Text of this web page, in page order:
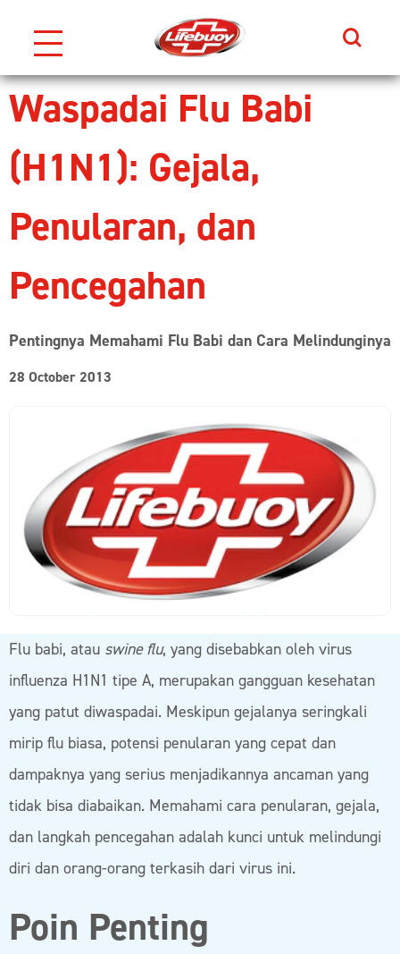
Skip to content
Search
Waspadai Flu Babi
(H1N1): Gejala,
Penularan, dan
Pencegahan
Pentingnya Memahami Flu Babi dan Cara Melindunginya
28 October 2013
Flu babi, atau swine flu, yang disebabkan oleh virus
influenza H1N1 tipe A, merupakan gangguan kesehatan
yang patut diwaspadai. Meskipun gejalanya seringkali
mirip flu biasa, potensi penularan yang cepat dan
dampaknya yang serius menjadikannya ancaman yang
tidak bisa diabaikan. Memahami cara penularan, gejala,
dan langkah pencegahan adalah kunci untuk melindungi
diri dan orang-orang terkasih dari virus ini.
Poin Penting